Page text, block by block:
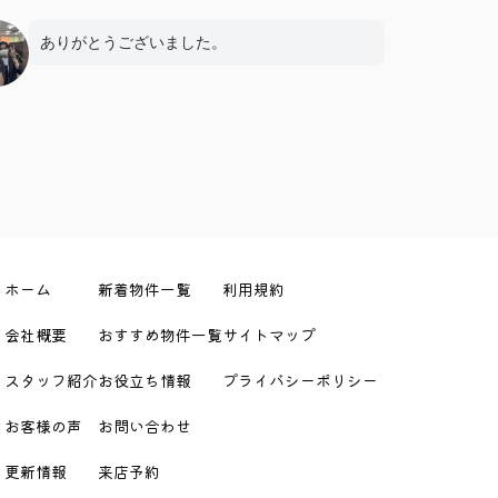
ありがとうございました。
ホーム
会社概要
スタッフ紹介
お客様の声
更新情報
新着物件一覧
おすすめ物件一覧
お役立ち情報
お問い合わせ
来店予約
利用規約
サイトマップ
プライバシーポリシー